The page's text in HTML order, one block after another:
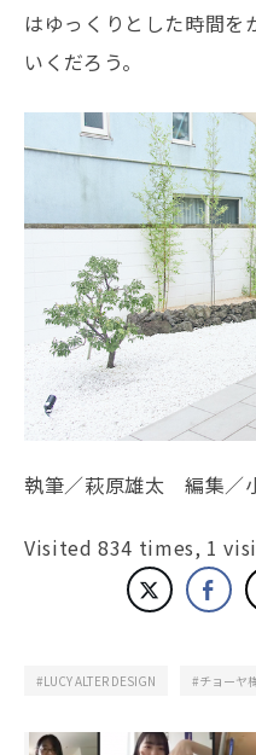
はゆっくりとした時間を
いくだろう。
執筆／萩原雄太 編集
Visited 834 times, 1
LUCY ALTER DESIGN チョーヤ